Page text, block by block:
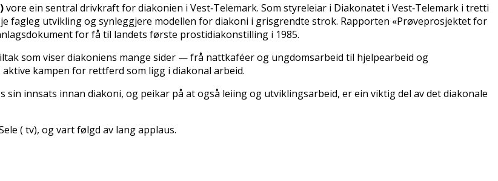
vore ein sentral drivkraft for diakonien i Vest‑Telemark. Som styreleiar i Diakonatet i Vest‑Telemark i tretti
fagleg utvikling og synleggjere modellen for diakoni i grisgrendte strok. Rapporten «Prøveprosjektet for
for få til landets første prostidiakonstilling i 1985.
som viser diakoniens mange sider — frå nattkaféer og ungdomsarbeid til hjelpearbeid og
kampen for rettferd som ligg i diakonal arbeid.
innsats innan diakoni, og peikar på at også leiing og utviklingsarbeid, er ein viktig del av det diakonale
( tv), og vart følgd av lang applaus.